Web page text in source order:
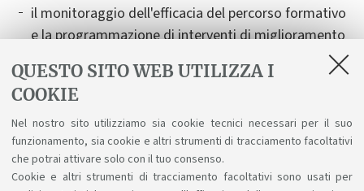
QUESTO SITO WEB UTILIZZA I
COOKIE
Nel nostro sito utilizziamo sia cookie tecnici necessari per il suo
funzionamento, sia cookie e altri strumenti di tracciamento facoltativi
che potrai attivare solo con il tuo consenso.
Cookie e altri strumenti di tracciamento facoltativi sono usati per
il monitoraggio dell'efficacia del percorso formativo
e la programmazione di interventi di miglioramento
Il Corso rende disponibili sul proprio sito informazioni
complete e aggiornate sul progetto formativo (profili
professionali formati, risultati di apprendimento
attesi, attività formative), sulle risorse utilizzate e sui
servizi didattici e sui risultati conseguiti.